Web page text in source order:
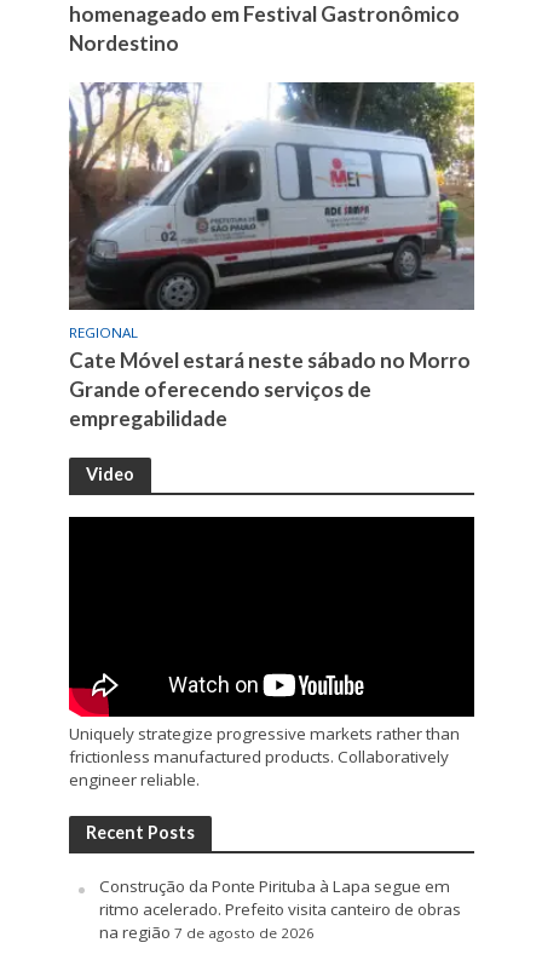
homenageado em Festival Gastronômico
Nordestino
REGIONAL
Cate Móvel estará neste sábado no Morro
Grande oferecendo serviços de
empregabilidade
Video
Uniquely strategize progressive markets rather than
frictionless manufactured products. Collaboratively
engineer reliable.
Recent Posts
Construção da Ponte Pirituba à Lapa segue em
ritmo acelerado. Prefeito visita canteiro de obras
na região 7 de agosto de 2026